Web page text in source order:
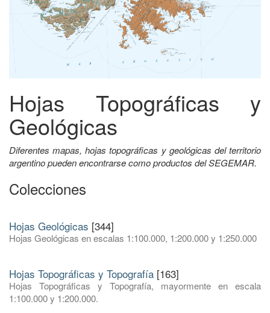
Hojas Topográficas y
Geológicas
Diferentes mapas, hojas topográficas y geológicas del territorio
argentino pueden encontrarse como productos del SEGEMAR.
Colecciones
Hojas Geológicas [344]
Hojas Geológicas en escalas 1:100.000, 1:200.000 y 1:250.000
Hojas Topográficas y Topografía [163]
Hojas Topográficas y Topografía, mayormente en escala
1:100.000 y 1:200.000.